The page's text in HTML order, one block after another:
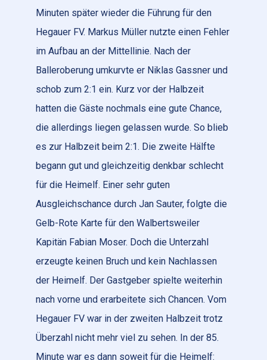
Minuten später wieder die Führung für den
Hegauer FV. Markus Müller nutzte einen Fehler
im Aufbau an der Mittellinie. Nach der
Balleroberung umkurvte er Niklas Gassner und
schob zum 2:1 ein. Kurz vor der Halbzeit
hatten die Gäste nochmals eine gute Chance,
die allerdings liegen gelassen wurde. So blieb
es zur Halbzeit beim 2:1. Die zweite Hälfte
begann gut und gleichzeitig denkbar schlecht
für die Heimelf. Einer sehr guten
Ausgleichschance durch Jan Sauter, folgte die
Gelb-Rote Karte für den Walbertsweiler
Kapitän Fabian Moser. Doch die Unterzahl
erzeugte keinen Bruch und kein Nachlassen
der Heimelf. Der Gastgeber spielte weiterhin
nach vorne und erarbeitete sich Chancen. Vom
Hegauer FV war in der zweiten Halbzeit trotz
Überzahl nicht mehr viel zu sehen. In der 85.
Minute war es dann soweit für die Heimelf: